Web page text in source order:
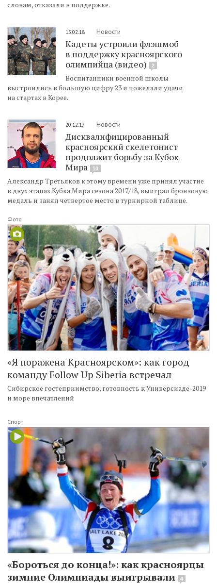
словам, отказали в поддержке.
15.02.18 Новости
Кадеты устроили флэшмоб
в поддержку красноярского
олимпийца (видео)
2
Воспитанники военной школы
выстроились в большую цифру 23 и пожелали удачи
на стартах в Корее.
20.12.17 Новости
Дисквалифицированный
красноярский скелетонист
продолжит борьбу за Кубок
Мира
10
Александр Третьяков к этому времени уже принял участие
в двух этапах Кубка Мира сезона 2017/18, выиграл бронзовую
медаль и занял четвертое место в турнирной таблице.
Фото
«Я поражена Красноярском»: как город
команду Follow Up Siberia встречал
Сибирское гостеприимство, готовность к Универсиаде-2019
и море впечатлений
Спорт
«Бороться до конца!»: как красноярцы
зимние Олимпиады выигрывали
4